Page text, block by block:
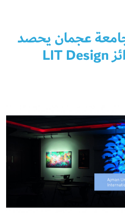
جامعة عجمان يحصد
تقديراً دولياً في جوائز LIT Design